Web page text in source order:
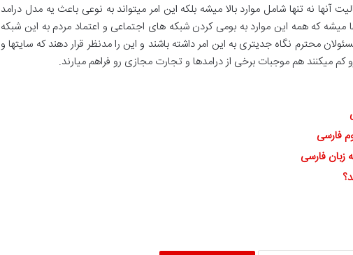
آنها نه تنها شامل موارد بالا میشه بلکه این امر میتواند به نوعی باعث یه مدل درامد
که همه این موارد به بومی کردن شبکه های اجتماعی و اعتماد مردم به این شبکه
محترم نگاه جدیتری به این امر داشته باشند و این را مدنظر قرار دهند که سایتها و
میکنند هم موجبات برخی از درامدها و تجارت مجازی رو فراهم میارند.
فارسی
زبان فارسی